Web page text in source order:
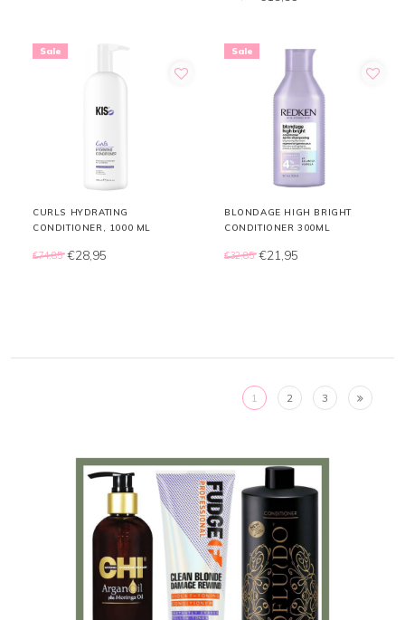
Sale
CURLS HYDRATING
CONDITIONER, 1000 ML
€74,85 €28,95
Sale
BLONDAGE HIGH BRIGHT
CONDITIONER 300ML
€32,85 €21,95
1 2 3